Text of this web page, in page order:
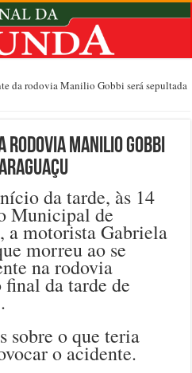
da rodovia Manilio Gobbi será sepultada
rodovia Manilio Gobbi
da tarde, às 14
Municipal de
a motorista Gabriela
morreu ao se
na rodovia
da tarde de
sobre o que teria
o acidente.